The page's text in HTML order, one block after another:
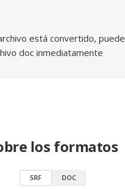
está convertido, puede
doc inmediatamente
los formatos
SRF DOC